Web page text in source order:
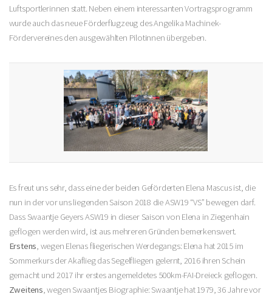
Luftsportlerinnen statt. Neben einem interessanten Vortragsprogramm
wurde auch das neue Förderflugzeug des Angelika Machinek-
Fördervereines den ausgewählten Pilotinnen übergeben.
Es freut uns sehr, dass eine der beiden Geförderten Elena Mascus ist, die
nun in der vor uns liegenden Saison 2018 die ASW19 “VS” bewegen darf.
Dass Swaantje Geyers ASW19 in dieser Saison von Elena in Ziegenhain
geflogen werden wird, ist aus mehreren Gründen bemerkenswert.
Erstens, wegen Elenas fliegerischen Werdegangs: Elena hat 2015 im
Sommerkurs der Akaflieg das Segelfliegen gelernt, 2016 ihren Schein
gemacht und 2017 ihr erstes angemeldetes 500km-FAI-Dreieck geflogen.
Zweitens, wegen Swaantjes Biographie: Swaantje hat 1979, 36 Jahre vor